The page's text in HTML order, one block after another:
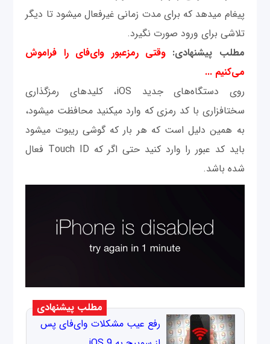
پیغام می‫دهد که برای مدت زمانی غیرفعال می‫شود تا دیگر
تلاشی برای ورود صورت نگیرد.
مطلب پیشنهادی: وقتی رمزعبور وای‌فای را فراموش
می‌کنیم ...
روی دستگاه‌های جدید iOS، کلیدهای رمزگذاری
سخت‫افزاری با کد رمزی که وارد می‫کنید محافظت می‫شود،
به همین دلیل است که هر بار که گوشی ریبوت می‫شود
باید کد عبور را وارد کنید حتی اگر که Touch ID فعال
شده باشد.
مطلب پیشنهادی
رفع عیب مشکلات وای‌فای پس